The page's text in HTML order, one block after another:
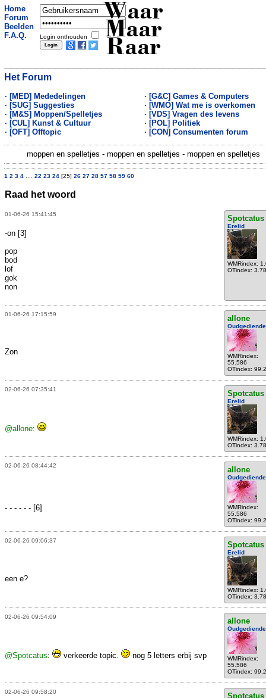
Home
Forum
Beelden
F.A.Q.
Login onthouden
Waar
Maar
Raar
Het Forum
· [MED] Mededelingen
· [SUG] Suggesties
· [M&S] Moppen/Spelletjes
· [CUL] Kunst & Cultuur
· [OFT] Offtopic
· [G&C] Games & Computers
· [WMO] Wat me is overkomen
· [VDS] Vragen des levens
· [POL] Politiek
· [CON] Consumenten forum
moppen en spelletjes - moppen en spelletjes - moppen en spelletjes
1 2 3 4 22 23 24 [25] 26 27 28 57 58 59 60
Raad het woord
01-06-26 15:41:45 Spotcatus
Erelid
WMRindex:
OTindex:
-on [3]
pop
bod
lof
gok
non
01-06-26 17:15:59 allone
Oudgediende
WMRindex:
55.586
OTindex:
Zon
02-06-26 07:35:41 Spotcatus
Erelid
WMRindex:
OTindex:
@allone:
02-06-26 08:44:42 allone
Oudgediende
WMRindex:
55.586
OTindex:
- - - - - - [6]
02-06-26 09:06:37 Spotcatus
Erelid
WMRindex:
OTindex:
een e?
02-06-26 09:54:09 allone
Oudgediende
WMRindex:
55.586
OTindex:
@Spotcatus: verkeerde topic. nog 5 letters erbij svp
02-06-26 09:58:20 Spotcatus